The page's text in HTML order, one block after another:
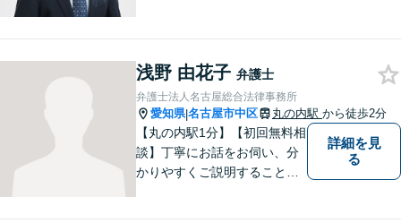
れるようリードいたします。
まずは無料相談をご利用くだ
さい。【女性弁護士在籍】
浅野 由花子 弁護士
弁護士法人名古屋総合法律事務所
愛知県|名古屋市中区 丸の内駅 から徒歩2分
【丸の内駅1分】【初回無料相
談】丁寧にお話をお伺い、分
かりやすくご説明することを
詳細を見
る